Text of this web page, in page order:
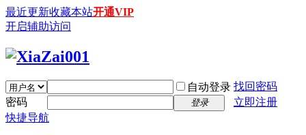
最近更新收藏本站开通VIP
开启辅助访问
自动登录 找回密码
密码
登录
立即注册
快捷导航